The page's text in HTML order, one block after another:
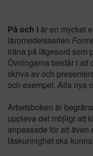
På och i är en mycket
läromedelsserien
träna på lägesord som
Övningarna består i att
skriva av och
och exempel. Alla nya
Arbetsboken är
uppleva det möjligt att
anpassade för att
läskunnighet ska